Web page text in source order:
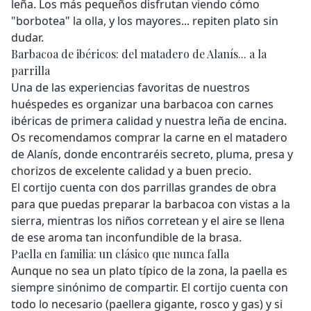
leña. Los más pequeños disfrutan viendo cómo
"borbotea" la olla, y los mayores... repiten plato sin
dudar.
Barbacoa de ibéricos: del matadero de Alanís... a la
parrilla
Una de las experiencias favoritas de nuestros
huéspedes es organizar una barbacoa con carnes
ibéricas de primera calidad y nuestra leña de encina.
Os recomendamos comprar la carne en el matadero
de Alanís, donde encontraréis secreto, pluma, presa y
chorizos de excelente calidad y a buen precio.
El cortijo cuenta con dos parrillas grandes de obra
para que puedas preparar la barbacoa con vistas a la
sierra, mientras los niños corretean y el aire se llena
de ese aroma tan inconfundible de la brasa.
Paella en familia: un clásico que nunca falla
Aunque no sea un plato típico de la zona, la paella es
siempre sinónimo de compartir. El cortijo cuenta con
todo lo necesario (paellera gigante, rosco y gas) y si